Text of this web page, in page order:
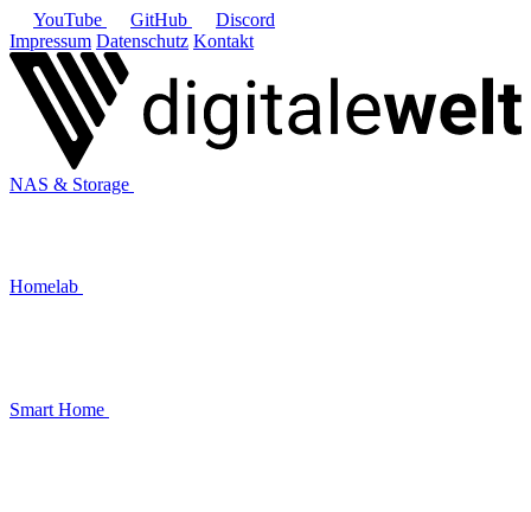
YouTube GitHub
Discord
Impressum Datenschutz Kontakt
NAS & Storage
Homelab
Smart Home